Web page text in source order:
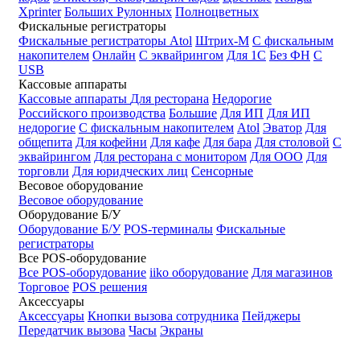
Xprinter Больших Рулонных Полноцветных
Фискальные регистраторы
Фискальные регистраторы Atol Штрих-М С фискальным
накопителем Онлайн С эквайрингом Для 1С Без ФН С
USB
Кассовые аппараты
Кассовые аппараты Для ресторана Недорогие
Российского производства Большие Для ИП Для ИП
недорогие С фискальным накопителем Atol Эватор Для
общепита Для кофейни Для кафе Для бара Для столовой С
эквайрингом Для ресторана с монитором Для ООО Для
торговли Для юридческих лиц Сенсорные
Весовое оборудование
Весовое оборудование
Оборудование Б/У
Оборудование Б/У POS-терминалы Фискальные
регистраторы
Все POS-оборудование
Все POS-оборудование iiko оборудование Для магазинов
Торговое POS решения
Аксессуары
Аксессуары Кнопки вызова сотрудника Пейджеры
Передатчик вызова Часы Экраны